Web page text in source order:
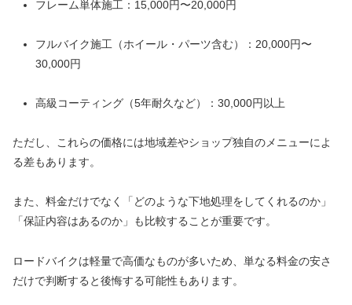
フレーム単体施工：15,000円〜20,000円
フルバイク施工（ホイール・パーツ含む）：20,000円〜
30,000円
高級コーティング（5年耐久など）：30,000円以上
ただし、これらの価格には地域差やショップ独自のメニューによ
る差もあります。
また、料金だけでなく「どのような下地処理をしてくれるのか」
「保証内容はあるのか」も比較することが重要です。
ロードバイクは軽量で高価なものが多いため、単なる料金の安さ
だけで判断すると後悔する可能性もあります。